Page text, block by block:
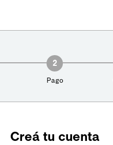
2
Pago
Creá tu cuenta